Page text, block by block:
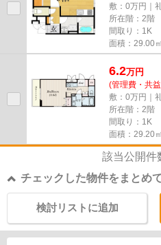
敷：0万円｜
所在階：2階
間取り：1K
面積：29.00㎡
6.2万円
(管理費・共
敷：0万円｜
所在階：2階
間取り：1K
面積：29.20㎡
該当公開件
チェックした物件をまとめ
検討リストに追加